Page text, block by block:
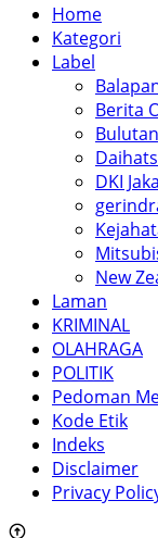
Home
Kategori
Label
Berita
DKI
New
Laman
KRIMINAL
OLAHRAGA
POLITIK
Pedoman
Kode Etik
Indeks
Disclaimer
Privacy